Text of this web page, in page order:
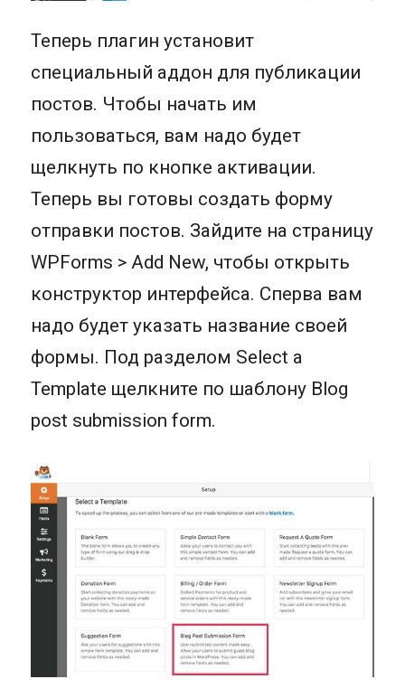
Теперь плагин установит
специальный аддон для публикации
постов. Чтобы начать им
пользоваться, вам надо будет
щелкнуть по кнопке активации.
Теперь вы готовы создать форму
отправки постов. Зайдите на страницу
WPForms > Add New, чтобы открыть
конструктор интерфейса. Сперва вам
надо будет указать название своей
формы. Под разделом Select a
Template щелкните по шаблону Blog
post submission form.